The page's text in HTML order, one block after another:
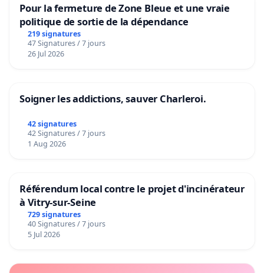
Pour la fermeture de Zone Bleue et une vraie
politique de sortie de la dépendance
219 signatures
47 Signatures / 7 jours
26 Jul 2026
Soigner les addictions, sauver Charleroi.
42 signatures
42 Signatures / 7 jours
1 Aug 2026
Référendum local contre le projet d'incinérateur
à Vitry-sur-Seine
729 signatures
40 Signatures / 7 jours
5 Jul 2026